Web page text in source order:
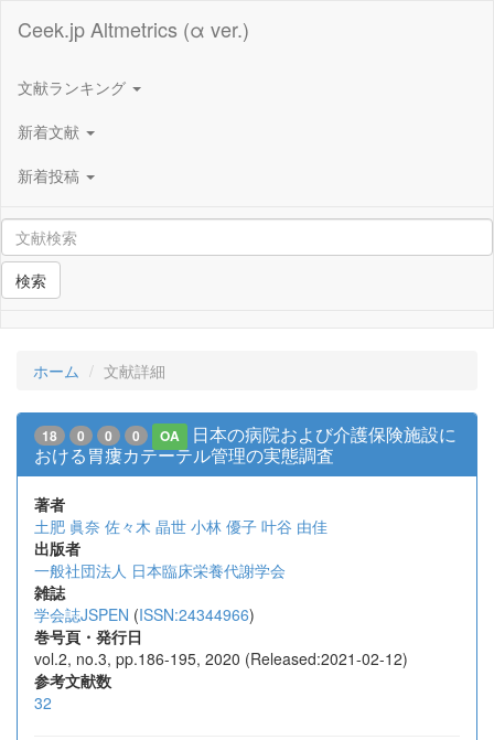
Ceek.jp Altmetrics (α ver.)
文献ランキング
新着文献
新着投稿
検索
ホーム 文献詳細
18 0 0 0 OA
日本の病院および介護保険施設に
おける胃瘻カテーテル管理の実態調査
著者
土肥 眞奈 佐々木 晶世 小林 優子 叶谷 由佳
出版者
一般社団法人 日本臨床栄養代謝学会
雑誌
学会誌JSPEN (ISSN:24344966)
巻号頁・発行日
vol.2, no.3, pp.186-195, 2020 (Released:2021-02-12)
参考文献数
32